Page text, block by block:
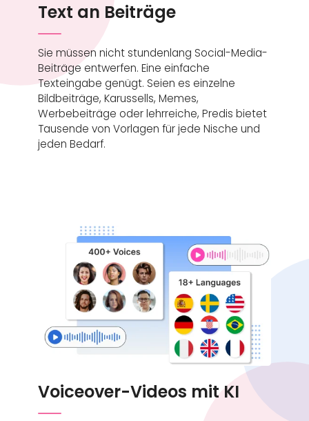
Text an Beiträge
Sie müssen nicht stundenlang Social-Media-
Beiträge entwerfen. Eine einfache
Texteingabe genügt. Seien es einzelne
Bildbeiträge, Karussells, Memes,
Werbebeiträge oder lehrreiche, Predis bietet
Tausende von Vorlagen für jede Nische und
jeden Bedarf.
Voiceover-Videos mit KI